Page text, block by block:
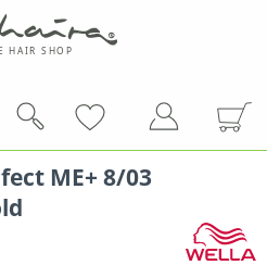
ME+ 8/03